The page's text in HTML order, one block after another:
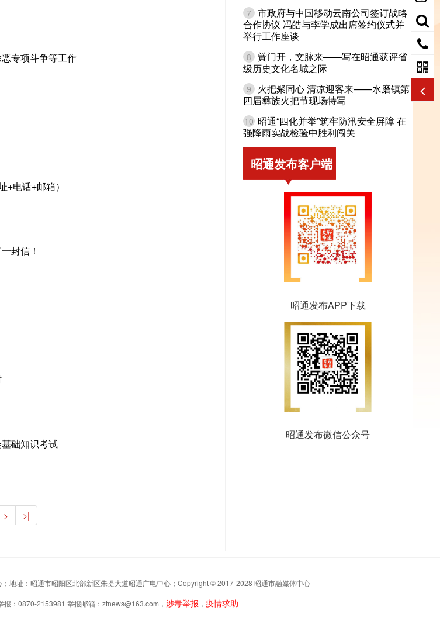
专项斗争等工作
+电话+邮箱）
封信！
础知识考试
> >|
7 市政府与中国移动云南公司签订战略
合作协议 冯皓与李学成出席签约仪式并
举行工作座谈
8 黉门开，文脉来——写在昭通获评省
级历史文化名城之际
9
火把聚同心 清凉迎客来——水磨镇第
四届彝族火把节现场特写
10 昭通“四化并举”筑牢防汛安全屏障 在
强降雨实战检验中胜利闯关
昭通发布客户端
昭通发布APP下载
昭通发布微信公众号
地址：昭通市昭阳区北部新区朱提大道昭通广电中心；Copyright © 2017-2028 昭通市融媒体中心
：0870-2153981 举报邮箱：ztnews@163.com， 涉毒举报 ， 疫情求助